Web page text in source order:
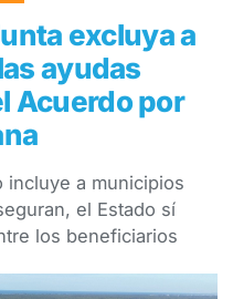
excluya a
ayudas
Acuerdo por
incluye a municipios
el Estado sí
los beneficiarios